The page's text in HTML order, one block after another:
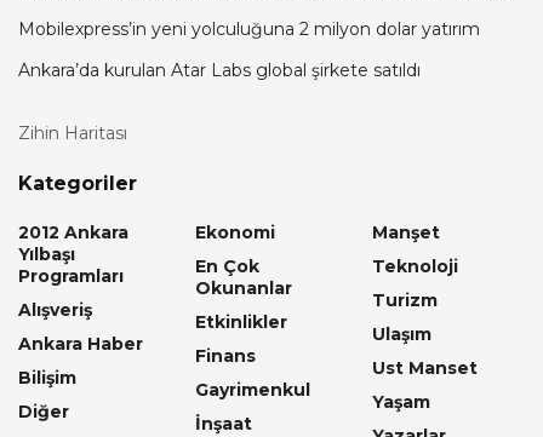
Mobilexpress’in yeni yolculuğuna 2 milyon dolar yatırım
Ankara’da kurulan Atar Labs global şirkete satıldı
Zihin Haritası
Kategoriler
2012 Ankara
Yılbaşı
Programları
Alışveriş
Ankara Haber
Bilişim
Diğer
Ekonomi
En Çok
Okunanlar
Etkinlikler
Finans
Gayrimenkul
İnşaat
Manşet
Teknoloji
Turizm
Ulaşım
Ust Manset
Yaşam